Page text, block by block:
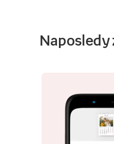
Naposledy